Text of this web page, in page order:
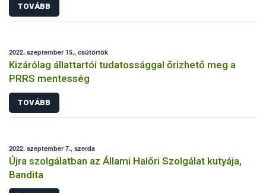
TOVÁBB
2022. szeptember 15., csütörtök
Kizárólag állattartói tudatossággal őrizhető meg a
PRRS mentesség
TOVÁBB
2022. szeptember 7., szerda
Újra szolgálatban az Állami Halőri Szolgálat kutyája,
Bandita